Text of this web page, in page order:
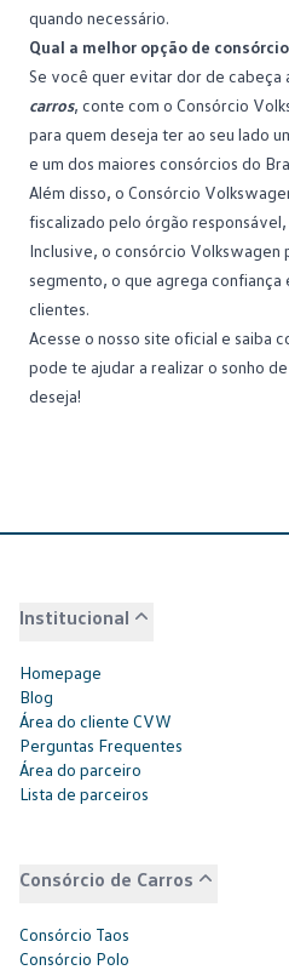
quando necessário.
Qual a melhor opção de
Se você quer evitar dor de cabeça
carros, conte com o Consórcio
para quem deseja ter ao seu lado
e um dos maiores consórcios do
Além disso, o Consórcio
fiscalizado pelo órgão
Inclusive, o consórcio Volkswagen
segmento, o que agrega confiança
clientes.
Acesse o nosso site oficial e saiba
pode te ajudar a realizar o sonho
deseja!
Institucional
Homepage
Blog
Área do cliente CVW
Perguntas Frequentes
Área do parceiro
Lista de parceiros
Consórcio de Carros
Consórcio Taos
Consórcio Polo